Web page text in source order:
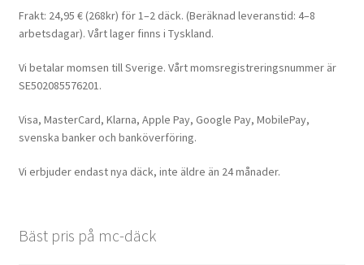
Frakt: 24,95 € (268kr) för 1–2 däck. (Beräknad leveranstid: 4–8
arbetsdagar). Vårt lager finns i Tyskland.
Vi betalar momsen till Sverige. Vårt momsregistreringsnummer är
SE502085576201.
Visa, MasterCard, Klarna, Apple Pay, Google Pay, MobilePay,
svenska banker och banköverföring.
Vi erbjuder endast nya däck, inte äldre än 24 månader.
Bäst pris på mc-däck